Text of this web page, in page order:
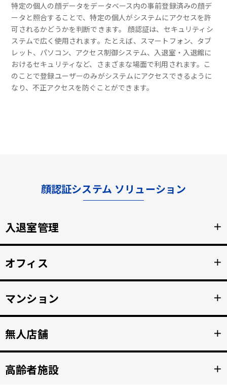
特定の個人の顔データをデータベース内の事前登録済みの顔デ
ータと照合することで、特定の個人がシステムにアクセスを許
可されるかどうかを判断できます。 顔認証は、セキュリティシ
ステムで広く使用されます。たとえば、スマートフォン、タブ
レット、パソコン、アクセス制御システム、入退室・入退館に
おけるセキュリティなど、さまざまな場面で利用されます。こ
のことで登録ユーザーのみがシステムにアクセスできるように
なり、不正アクセスを防ぐことができます。
顔認証システム ソリューション
入退室管理 ＋
くし、紛失のリスクと再発行コストの削減。
詳細を見る >>
オフィス ＋
動勤怠管理。
詳細を見る >>
マンション ＋
スマホへ接続。 入居者の顔を認証して、手ぶらでドア解
錠。
詳細を見る >>
無人店舗 ＋
時間無人営業を実現。
詳細を見る >>
高齢者施設 ＋